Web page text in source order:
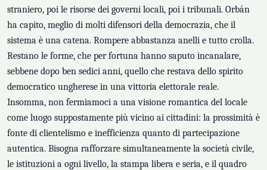
straniero, poi le risorse dei governi locali, poi i tribunali. Orbán
ha capito, meglio di molti difensori della democrazia, che il
sistema è una catena. Rompere abbastanza anelli e tutto crolla.
Restano le forme, che per fortuna hanno saputo incanalare,
sebbene dopo ben sedici anni, quello che restava dello spirito
democratico ungherese in una vittoria elettorale reale.
Insomma, non fermiamoci a una visione romantica del locale
come luogo suppostamente più vicino ai cittadini: la prossimità è
fonte di clientelismo e inefficienza quanto di partecipazione
autentica. Bisogna rafforzare simultaneamente la società civile,
le istituzioni a ogni livello, la stampa libera e seria, e il quadro